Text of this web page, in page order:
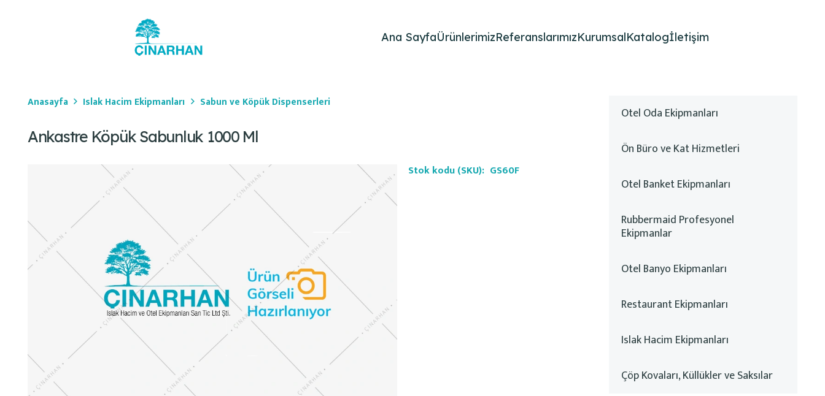
Ana SayfaÜrünlerimizReferanslarımızKurumsalKatalogİletişim
Anasayfa Islak Hacim Ekipmanları Sabun ve Köpük Dispenserleri
Ankastre Köpük Sabunluk 1000 Ml
Stok kodu (SKU): GS60F
Otel Oda Ekipmanları
Ön Büro ve Kat Hizmetleri
Otel Banket Ekipmanları
Rubbermaid Profesyonel
Ekipmanlar
Otel Banyo Ekipmanları
Restaurant Ekipmanları
Islak Hacim Ekipmanları
Çöp Kovaları, Küllükler ve Saksılar